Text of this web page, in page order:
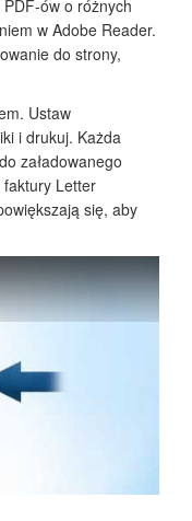
ów o różnych
w Adobe Reader.
do strony,
Ustaw
i drukuj. Każda
załadowanego
Letter
się, aby
pliki PDF wsadowo